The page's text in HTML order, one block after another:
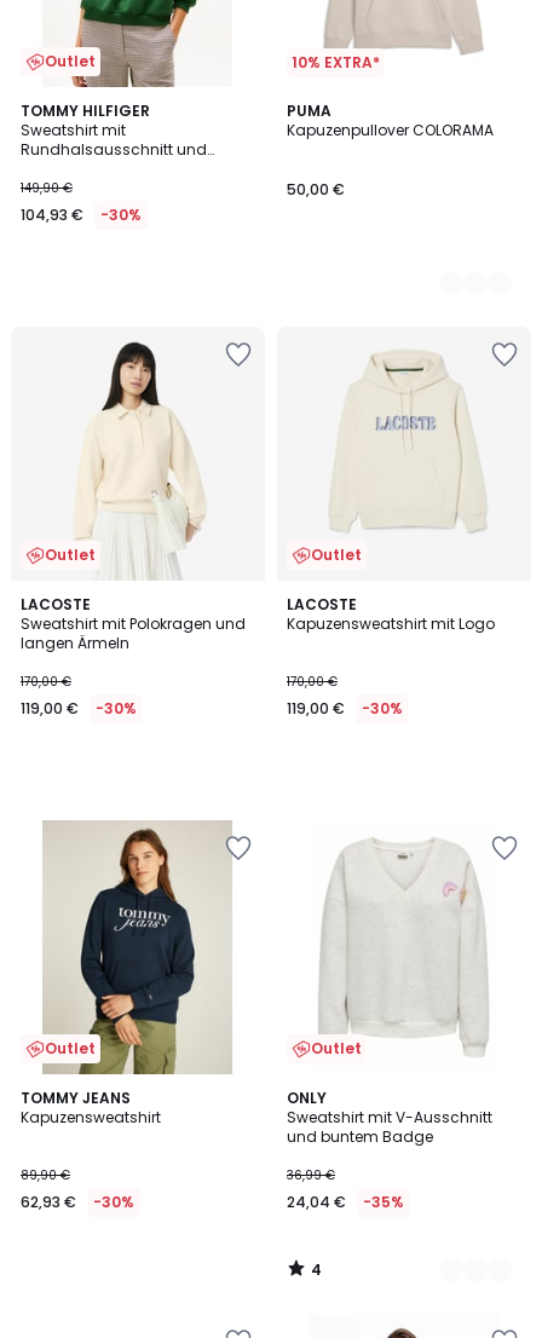
Outlet
TOMMY HILFIGER
Sweatshirt mit
Rundhalsausschnitt und
149,90 €
104,93 € -30%
10% EXTRA*
PUMA
Kapuzenpullover COLORAMA
50,00 €
2
Farben
Outlet
LACOSTE
Sweatshirt mit Polokragen und
langen Ärmeln
170,00 €
119,00 € -30%
Outlet
LACOSTE
Kapuzensweatshirt mit Logo
170,00 €
119,00 € -30%
Outlet
TOMMY JEANS
Kapuzensweatshirt
89,90 €
62,93 € -30%
Outlet
ONLY
Sweatshirt mit V-Ausschnitt
und buntem Badge
36,99 €
24,04 € -35%
4
/
5
3
Farben
4
/